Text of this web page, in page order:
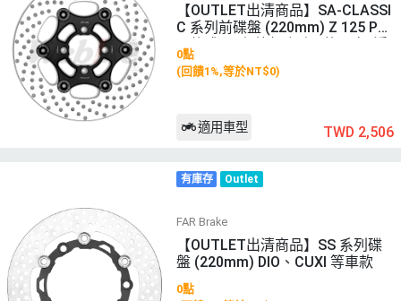
【OUTLET出清商品】SA-CLASSI
C 系列前碟盤 (220mm) Z 125 PR
O 款式: 原色外盤 顏色1的內容: 浮
動扣-銀 顏色2的內容: 內盤顏色-神
秘黑
0點
(回饋1%,等於NT$0)
適用車型 TWD 2,506
有庫存 Outlet
FAR Brake
【OUTLET出清商品】SS 系列碟
盤 (220mm) DIO、CUXI 等車款
0點